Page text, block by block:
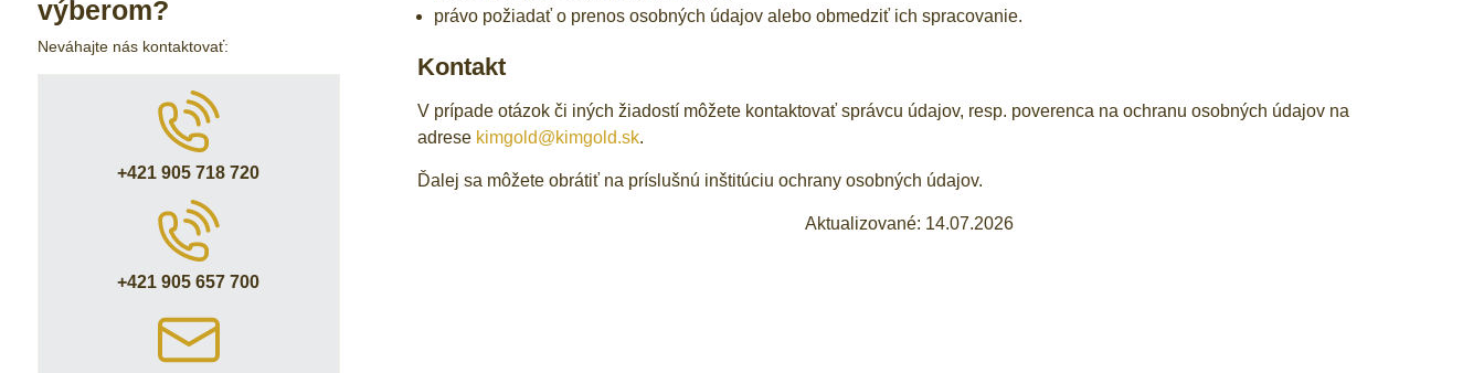
právo požiadať o prenos osobných údajov alebo obmedziť ich spracovanie.
Kontakt
V prípade otázok či iných žiadostí môžete kontaktovať správcu údajov, resp. poverenca na ochranu osobných údajov na
adrese kimgold@kimgold.sk.
Ďalej sa môžete obrátiť na príslušnú inštitúciu ochrany osobných údajov.
Aktualizované: 14.07.2026
výberom?
Neváhajte nás kontaktovať:
+421 905 718 720
+421 905 657 700